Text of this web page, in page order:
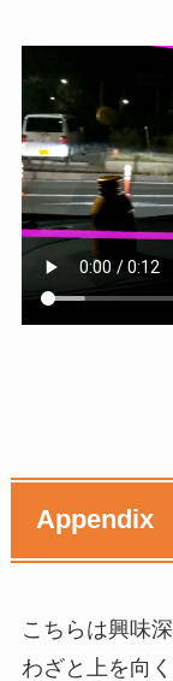
Appendix
こちらは興味
わざと上を向